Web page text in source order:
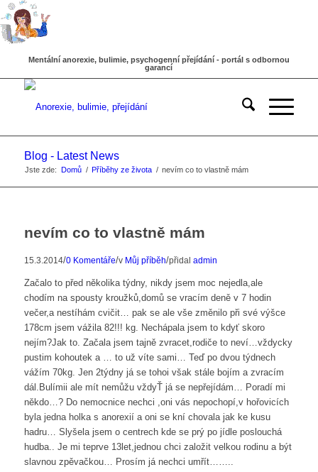
Mentální anorexie, bulimie, psychogenní přejídání - portál s odbornou
garancí
Blog - Latest News
Jste zde: Domů / Příběhy ze života / nevím co to vlastně mám
nevím co to vlastně mám
15.3.2014/0 Komentáře/v Můj příběh/přidal admin
Začalo to před několika týdny, nikdy jsem moc nejedla,ale
chodím na spousty kroužků,domů se vracím deně v 7 hodin
večer,a nestíhám cvičit… pak se ale vše změnilo při své výšce
178cm jsem vážila 82!!! kg. Nechápala jsem to kdyť skoro
nejím?Jak to. Začala jsem tajně zvracet,rodiče to neví…vždycky
pustim kohoutek a … to už víte sami… Teď po dvou týdnech
vážím 70kg. Jen 2týdny já se tohoi však stále bojím a zvracím
dál.Bulímii ale mít nemůžu vždyŤ já se nepřejídám… Poradí mi
někdo…? Do nemocnice nechci ,oni vás nepochopí,v hořovicích
byla jedna holka s anorexií a oni se kní chovala jak ke kusu
hadru… Slyšela jsem o centrech kde se prý po jídle poslouchá
hudba.. Je mi teprve 13let,jednou chci založit velkou rodinu a být
slavnou zpěvačkou… Prosím já nechci umřít……..